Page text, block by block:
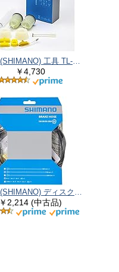
シマノ(SHIMANO) 工具 TL-BR プロフェッショナル ディスクブレーキブリードキット Y13098630
￥4,730
シマノ(SHIMANO) ディスクブレーキホース SM-BH90-SBM 1700mm ストレート/バンジョー ISMBH90SBML170A
￥2,214 (中古品)